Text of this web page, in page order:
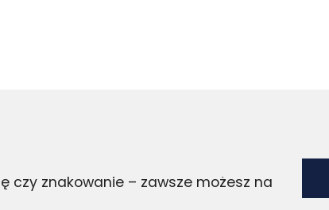
czy znakowanie – zawsze możesz na